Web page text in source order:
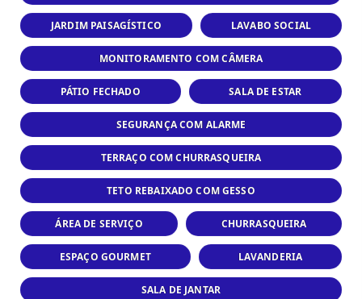
JARDIM PAISAGÍSTICO LAVABO SOCIAL
MONITORAMENTO COM CÂMERA
PÁTIO FECHADO SALA DE ESTAR
SEGURANÇA COM ALARME
TERRAÇO COM CHURRASQUEIRA
TETO REBAIXADO COM GESSO
ÁREA DE SERVIÇO CHURRASQUEIRA
ESPAÇO GOURMET LAVANDERIA
SALA DE JANTAR